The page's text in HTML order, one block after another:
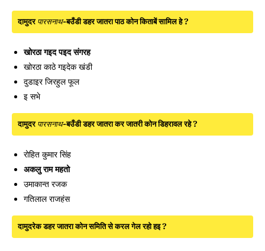
दामुदर पारसनाथ-बउँडी डहर जातरा पाठ कोन किताबें सामिल हे ?
खोरठा गइद पइद संगरह
खोरठा काठे गइदेक खंडी
दुडाइर जिरहुल फूल
इ सभे
दामुदर पारसनाथ-बउँडी डहर जातरा कर जातरी कोन डिहरावल रहे ?
रोहित कुमार सिंह
अकलु राम महतो
उमाकान्त रजक
गतिलाल राजहंस
दामुदरेक डहर जातरा कोन समिति से करल गेल रहो हइ ?